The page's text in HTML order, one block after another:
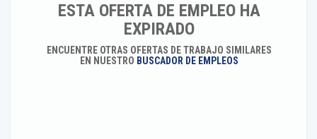
ESTA OFERTA DE EMPLEO HA
EXPIRADO
ENCUENTRE OTRAS OFERTAS DE TRABAJO SIMILARES
EN NUESTRO BUSCADOR DE EMPLEOS